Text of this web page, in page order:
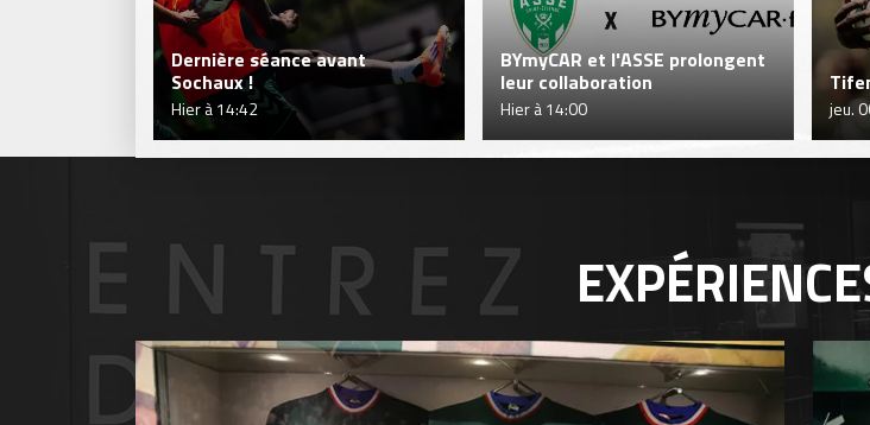
Dernière séance avant
Sochaux !
Hier à 14:42
BYmyCAR et l'ASSE prolongent
leur collaboration
Hier à 14:00 jeu.